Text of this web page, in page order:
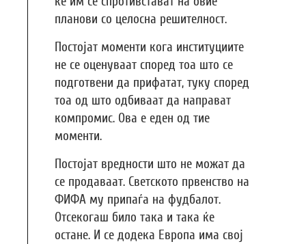
планови со целосна решителност.
Постојат моменти кога институциите
не се оценуваат според тоа што се
подготвени да прифатат, туку според
тоа од што одбиваат да направат
компромис. Ова е еден од тие
моменти.
Постојат вредности што не можат да
се продаваат. Светското првенство на
ФИФА му припаѓа на фудбалот.
Отсекогаш било така и така ќе
остане. И се додека Европа има свој